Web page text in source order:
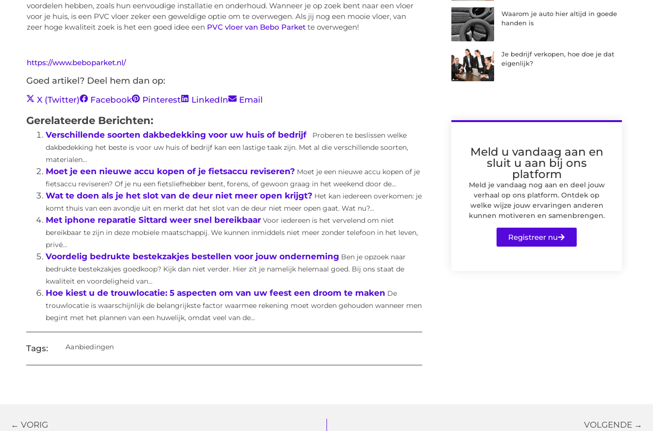
voordelen hebben, zoals hun eenvoudige installatie en onderhoud. Wanneer je op zoek bent naar een vloer
voor je huis, is een PVC vloer zeker een geweldige optie om te overwegen. Als jij nog een mooie vloer, van
zeer hoge kwaliteit zoek is het een goed idee een PVC vloer van Bebo Parkette overwegen!
https://www.beboparket.nl/
Goed artikel? Deel hem dan op:
X (Twitter) Facebook Pinterest LinkedIn Email
Gerelateerde Berichten:
Verschillende soorten dakbedekking voor uw huis of bedrijf
Proberen te beslissen welke
dakbedekking het beste is voor uw huis of bedrijf kan een lastige taak zijn. Met al die verschillende soorten,
materialen...
Moet je een nieuwe accu kopen of je fietsaccu reviseren? Moet je een nieuwe accu kopen of je
fietsaccu reviseren? Of je nu een fietsliefhebber bent, forens, of gewoon graag in het weekend door de...
Wat te doen als je het slot van de deur niet meer open krijgt? Het kan iedereen overkomen: je
komt thuis van een avondje uit en merkt dat het slot van de deur niet meer open gaat. Wat nu?...
Met iphone reparatie Sittard weer snel bereikbaar Voor iedereen is het vervelend om niet
bereikbaar te zijn in deze mobiele maatschappij. We kunnen inmiddels niet meer zonder telefoon in het leven,
privé...
Voordelig bedrukte bestekzakjes bestellen voor jouw onderneming Ben je opzoek naar
bedrukte bestekzakjes goedkoop? Kijk dan niet verder. Hier zit je namelijk helemaal goed. Bij ons staat de
kwaliteit en voordeligheid van...
Hoe kiest u de trouwlocatie: 5 aspecten om van uw feest een droom te maken De
trouwlocatie is waarschijnlijk de belangrijkste factor waarmee rekening moet worden gehouden wanneer men
begint met het plannen van een huwelijk, omdat veel van de...
Tags: Aanbiedingen
Waarom je auto hier altijd in goede
handen is
Je bedrijf verkopen, hoe doe je dat
eigenlijk?
Meld u vandaag aan en
sluit u aan bij ons
platform
Meld je vandaag nog aan en deel jouw
verhaal op ons platform. Ontdek op
welke wijze jouw ervaringen anderen
kunnen motiveren en samenbrengen.
Registreer nu
← VORIG VOLGENDE →